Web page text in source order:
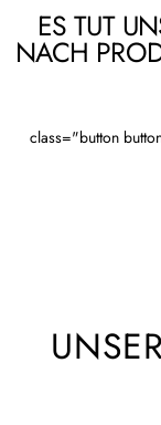
ES TUT
NACH
class="button